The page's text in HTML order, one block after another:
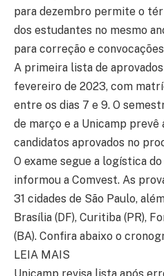
para dezembro permite o
dos estudantes no mesmo
para correção e
A primeira lista de
fevereiro de 2023, com
entre os dias 7 e 9. O
de março e a Unicamp prevê
candidatos aprovados no
O exame segue a logística
informou a Comvest. As
31 cidades de São Paulo,
Brasília (DF), Curitiba (PR),
(BA). Confira abaixo o
LEIA MAIS